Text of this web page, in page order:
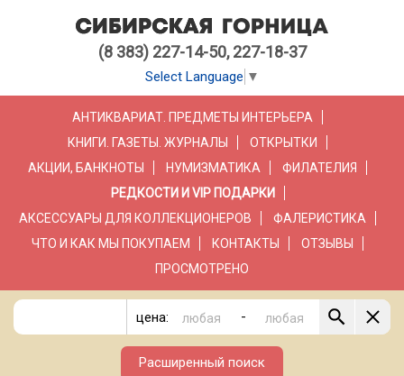
(8 383) 227-14-50, 227-18-37
Select Language ▼
АНТИКВАРИАТ. ПРЕДМЕТЫ ИНТЕРЬЕРА
КНИГИ. ГАЗЕТЫ. ЖУРНАЛЫ
ОТКРЫТКИ
АКЦИИ, БАНКНОТЫ
НУМИЗМАТИКА
ФИЛАТЕЛИЯ
РЕДКОСТИ И VIP ПОДАРКИ
АКСЕССУАРЫ ДЛЯ КОЛЛЕКЦИОНЕРОВ
ФАЛЕРИСТИКА
ЧТО И КАК МЫ ПОКУПАЕМ
КОНТАКТЫ
ОТЗЫВЫ
ПРОСМОТРЕНО
цена: -
Расширенный поиск